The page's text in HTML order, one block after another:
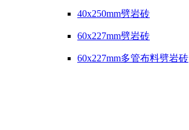
40x250mm劈岩砖
60x227mm劈岩砖
60x227mm多管布料劈岩砖